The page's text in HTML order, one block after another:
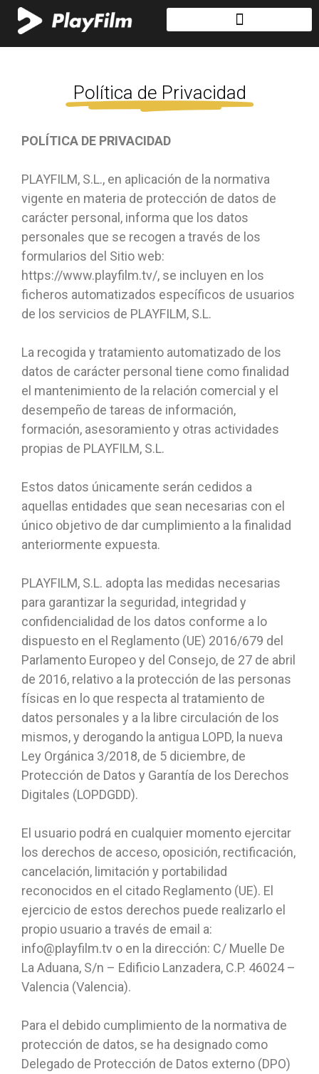
Política de Privacidad
POLÍTICA DE PRIVACIDAD
PLAYFILM, S.L., en aplicación de la normativa
vigente en materia de protección de datos de
carácter personal, informa que los datos
personales que se recogen a través de los
formularios del Sitio web:
https://www.playfilm.tv/, se incluyen en los
ficheros automatizados específicos de usuarios
de los servicios de PLAYFILM, S.L.
La recogida y tratamiento automatizado de los
datos de carácter personal tiene como finalidad
el mantenimiento de la relación comercial y el
desempeño de tareas de información,
formación, asesoramiento y otras actividades
propias de PLAYFILM, S.L.
Estos datos únicamente serán cedidos a
aquellas entidades que sean necesarias con el
único objetivo de dar cumplimiento a la finalidad
anteriormente expuesta.
PLAYFILM, S.L. adopta las medidas necesarias
para garantizar la seguridad, integridad y
confidencialidad de los datos conforme a lo
dispuesto en el Reglamento (UE) 2016/679 del
Parlamento Europeo y del Consejo, de 27 de abril
de 2016, relativo a la protección de las personas
físicas en lo que respecta al tratamiento de
datos personales y a la libre circulación de los
mismos, y derogando la antigua LOPD, la nueva
Ley Orgánica 3/2018, de 5 diciembre, de
Protección de Datos y Garantía de los Derechos
Digitales (LOPDGDD).
El usuario podrá en cualquier momento ejercitar
los derechos de acceso, oposición, rectificación,
cancelación, limitación y portabilidad
reconocidos en el citado Reglamento (UE). El
ejercicio de estos derechos puede realizarlo el
propio usuario a través de email a:
info@playfilm.tv o en la dirección: C/ Muelle De
La Aduana, S/n – Edificio Lanzadera, C.P. 46024 –
Valencia (Valencia).
Para el debido cumplimiento de la normativa de
protección de datos, se ha designado como
Delegado de Protección de Datos externo (DPO)